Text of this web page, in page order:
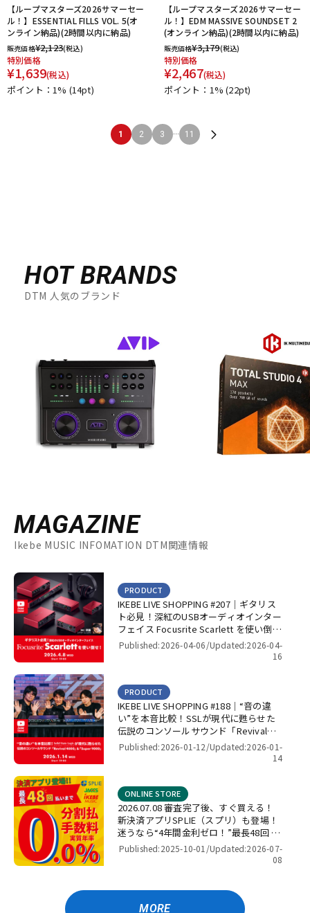
【ループマスターズ2026サマーセー
ル！】ESSENTIAL FILLS VOL. 5(オ
ンライン納品)(2時間以内に納品)
販売価格¥2,123(税込)
特別価格
¥1,639(税込)
ポイント：1% (14pt)
【ループマスターズ2026サマーセー
ル！】EDM MASSIVE SOUNDSET 2
(オンライン納品)(2時間以内に納品)
販売価格¥3,179(税込)
特別価格
¥2,467(税込)
ポイント：1%(22pt)
1 2 3 ... 11
HOT BRANDS
DTM 人気のブランド
MAGAZINE
Ikebe MUSIC INFOMATION DTM関連情報
IKEBE LIVE SHOPPING #207｜ギタリス
ト必見！深紅のUSBオーディオインター
フェイス Focusrite Scarlett を使い倒
せ！【presented by パワーレック】
PRODUCT
Published:2026-04-06/Updated:2026-04-
16
IKEBE LIVE SHOPPING #188｜“音の違
い”を本音比較！SSLが現代に甦らせた
伝説のコンソールサウンド「Revival
4000」＆「Super 9000」【presented
PRODUCT
Published:2026-01-12/Updated:2026-01-
14
2026.07.08 審査完了後、すぐ買える！
新決済アプリSPLIE（スプリ）も登場！
迷うなら“4年間金利ゼロ！”最長48回 無
金利キャンペーン
ONLINE STORE
Published:2025-10-01/Updated:2026-07-
08
MORE